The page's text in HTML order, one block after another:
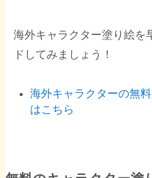
海外キャラクター塗り絵を
ドしてみましょう！
海外キャラクターの無
はこちら